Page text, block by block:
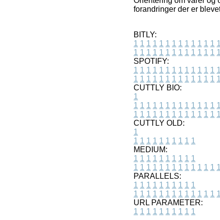
forandringer der er
BITLY:
1 1 1 1 1 1 1 1 1 1 1 1 1 1
1 1 1 1 1 1 1 1 1 1 1 1 1 1
SPOTIFY:
1 1 1 1 1 1 1 1 1 1 1 1 1 1
1 1 1 1 1 1 1 1 1 1 1 1 1 1
CUTTLY BIO:
1
1 1 1 1 1 1 1 1 1 1 1 1 1 1
1 1 1 1 1 1 1 1 1 1 1 1 1 1
CUTTLY OLD:
1
1 1 1 1 1 1 1 1 1 1
MEDIUM:
1 1 1 1 1 1 1 1 1 1
1 1 1 1 1 1 1 1 1 1 1 1 1 1
PARALLELS:
1 1 1 1 1 1 1 1 1 1
1 1 1 1 1 1 1 1 1 1 1 1 1 1
URL PARAMETER:
1 1 1 1 1 1 1 1 1 1